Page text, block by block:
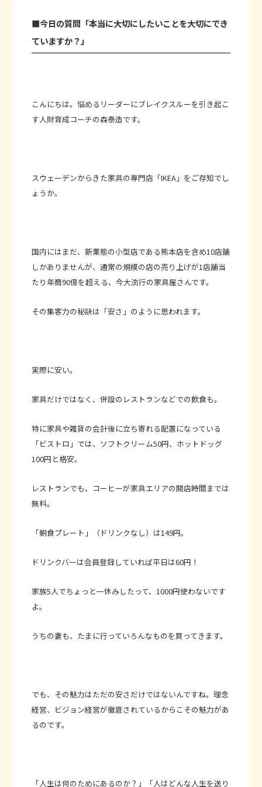
■今日の質問「本当に大切にしたいことを大切にでき
ていますか？」
こんにちは。悩めるリーダーにブレイクスルーを引き起こ
す人財育成コーチの森泰造です。
スウェーデンからきた家具の専門店「IKEA」をご存知でし
ょうか。
国内にはまだ、新業態の小型店である熊本店を含め10店舗
しかありませんが、通常の規模の店の売り上げが1店舗当
たり年商90億を超える、今大流行の家具屋さんです。
その集客力の秘訣は「安さ」のように思われます。
実際に安い。
家具だけではなく、併設のレストランなどでの飲食も。
特に家具や雑貨の会計後に立ち寄れる配置になっている
「ビストロ」では、ソフトクリーム50円、ホットドッグ
100円と格安。
レストランでも、コーヒーが家具エリアの開店時間までは
無料。
「朝食プレート」（ドリンクなし）は149円。
ドリンクバーは会員登録していれば平日は60円！
家族5人でちょっと一休みしたって、1000円使わないです
よ。
うちの妻も、たまに行っていろんなものを買ってきます。
でも、その魅力はただの安さだけではないんですね。理念
経営、ビジョン経営が徹底されているからこその魅力があ
るのです。
「人生は何のためにあるのか？」「人はどんな人生を送り